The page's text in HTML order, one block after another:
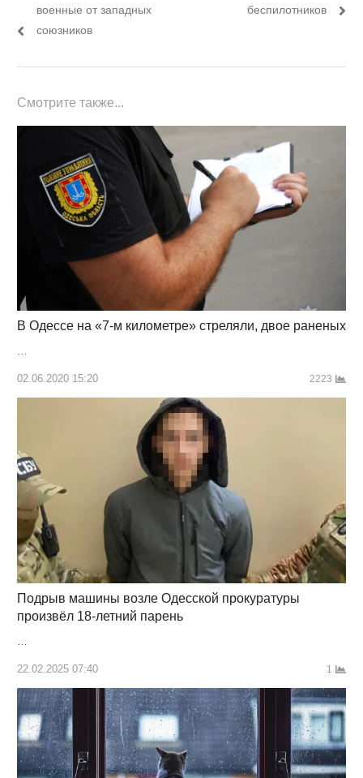
записям
военные от западных
союзников
беспилотников
Смотрите также...
В Одессе на «7-м километре» стреляли, двое раненых
…
02.06.2020 15:20 2223
Подрыв машины возле Одесской прокуратуры
произвёл 18-летний парень
22.02.2025 07:40 1